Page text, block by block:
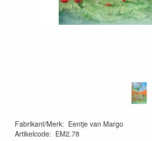
Fabrikant/Merk: Eentje van Margo
Artikelcode: EM2.78